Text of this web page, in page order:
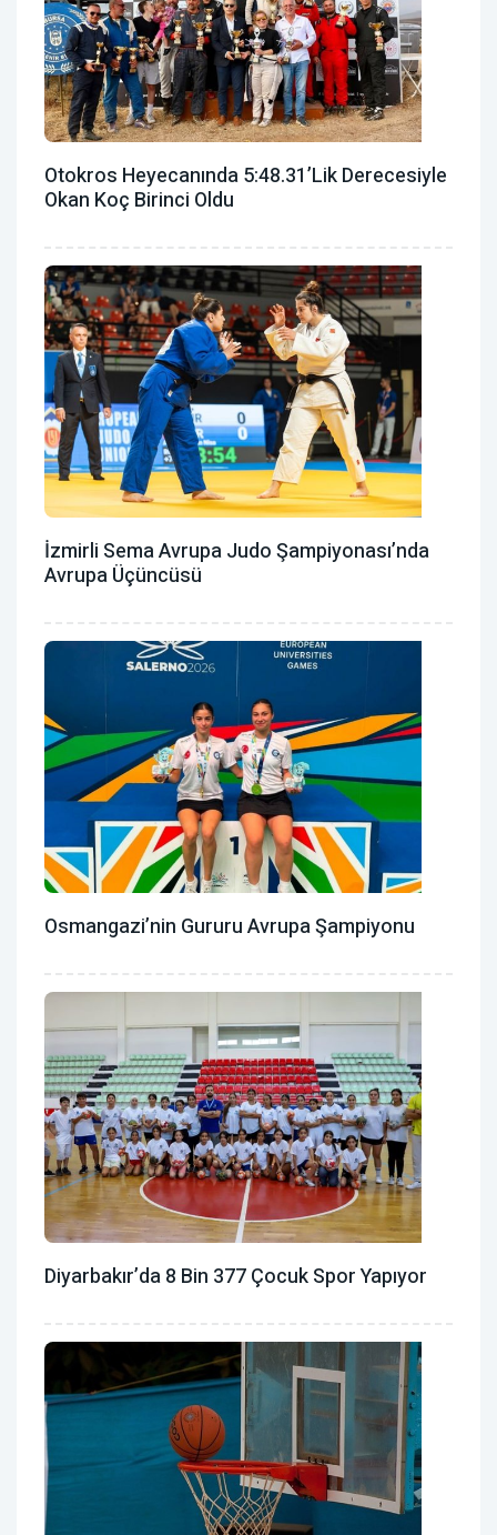
Otokros Heyecanında 5:48.31’lik Derecesiyle
Okan Koç Birinci Oldu
İzmirli Sema Avrupa Judo Şampiyonası’nda
Avrupa Üçüncüsü
Osmangazi’nin Gururu Avrupa Şampiyonu
Diyarbakır’da 8 Bin 377 Çocuk Spor Yapıyor